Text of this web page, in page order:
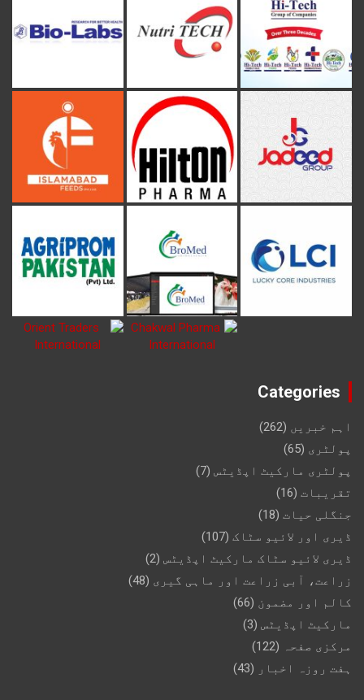
Categories
اہم خبریں (262)
پولٹری (65)
پولٹری مارکیٹ اپڈیٹس (7)
تقریبات (16)
جنگلی حیات (18)
ڈیری اور لائیو سٹاک (107)
ڈیری لائیو سٹاک مارکیٹ اپڈیٹس (2)
زراعت، آبی زراعت اور ماہی گیری (48)
کالم اور مضمون (66)
مارکیٹ اپڈیٹس (3)
مرکزی صفحہ (122)
ہفت روزہ اخبار (43)